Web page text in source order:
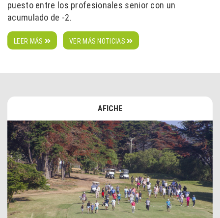
puesto entre los profesionales senior con un
acumulado de -2.
LEER MÁS VER MÁS NOTICIAS
AFICHE